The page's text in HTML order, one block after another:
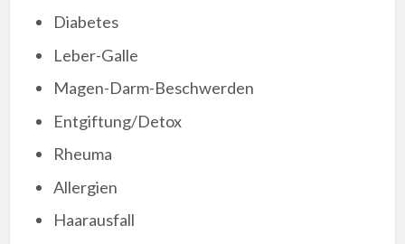
Diabetes
Leber-Galle
Magen-Darm-Beschwerden
Entgiftung/Detox
Rheuma
Allergien
Haarausfall